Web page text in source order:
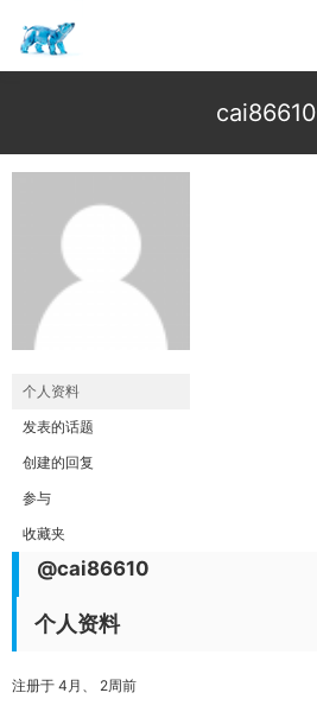
cai86610
个人资料
发表的话题
创建的回复
参与
收藏夹
@cai86610
个人资料
注册于 4月、 2周前